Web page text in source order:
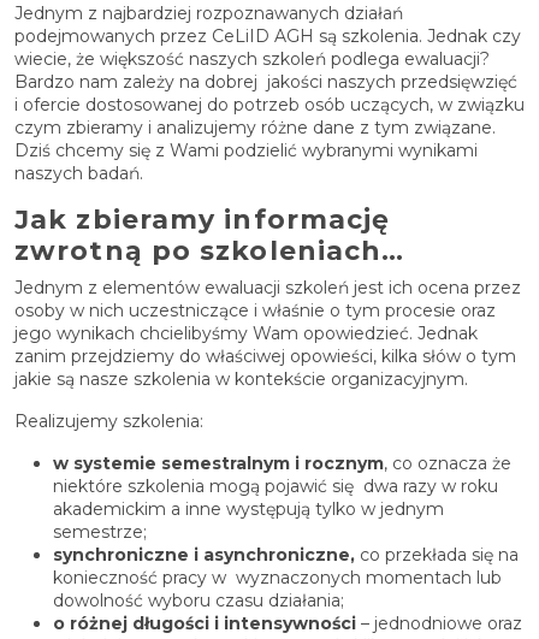
Jednym z najbardziej rozpoznawanych działań
podejmowanych przez CeLiID AGH są szkolenia. Jednak czy
wiecie, że większość naszych szkoleń podlega ewaluacji?
Bardzo nam zależy na dobrej jakości naszych przedsięwzięć
i ofercie dostosowanej do potrzeb osób uczących, w związku
czym zbieramy i analizujemy różne dane z tym związane.
Dziś chcemy się z Wami podzielić wybranymi wynikami
naszych badań.
Jak zbieramy informację
zwrotną po szkoleniach…
Jednym z elementów ewaluacji szkoleń jest ich ocena przez
osoby w nich uczestniczące i właśnie o tym procesie oraz
jego wynikach chcielibyśmy Wam opowiedzieć. Jednak
zanim przejdziemy do właściwej opowieści, kilka słów o tym
jakie są nasze szkolenia w kontekście organizacyjnym.
Realizujemy szkolenia:
w systemie semestralnym i rocznym, co oznacza że
niektóre szkolenia mogą pojawić się dwa razy w roku
akademickim a inne występują tylko w jednym
semestrze;
synchroniczne i asynchroniczne, co przekłada się na
konieczność pracy w wyznaczonych momentach lub
dowolność wyboru czasu działania;
o różnej długości i intensywności – jednodniowe oraz